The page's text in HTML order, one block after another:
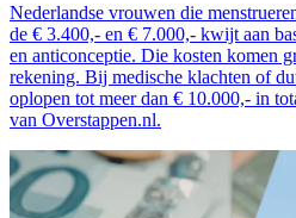
Nederlandse vrouwen die
de € 3.400,- en € 7.000,- kwijt aan
en anticonceptie. Die kosten komen
rekening. Bij medische klachten of
oplopen tot meer dan € 10.000,- in
van Overstappen.nl.